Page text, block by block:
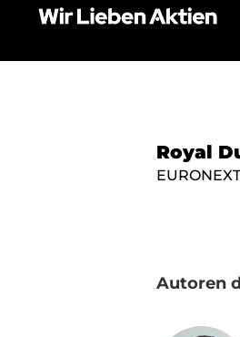
Royal
Autoren